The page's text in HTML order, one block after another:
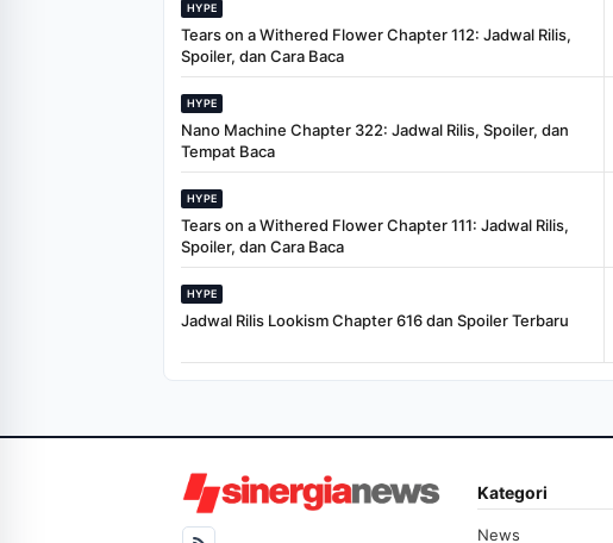
HYPE
Tears on a Withered Flower Chapter 112: Jadwal Rilis,
Spoiler, dan Cara Baca
HYPE
Nano Machine Chapter 322: Jadwal Rilis, Spoiler, dan
Tempat Baca
HYPE
Tears on a Withered Flower Chapter 111: Jadwal Rilis,
Spoiler, dan Cara Baca
HYPE
Jadwal Rilis Lookism Chapter 616 dan Spoiler Terbaru
Kategori
News